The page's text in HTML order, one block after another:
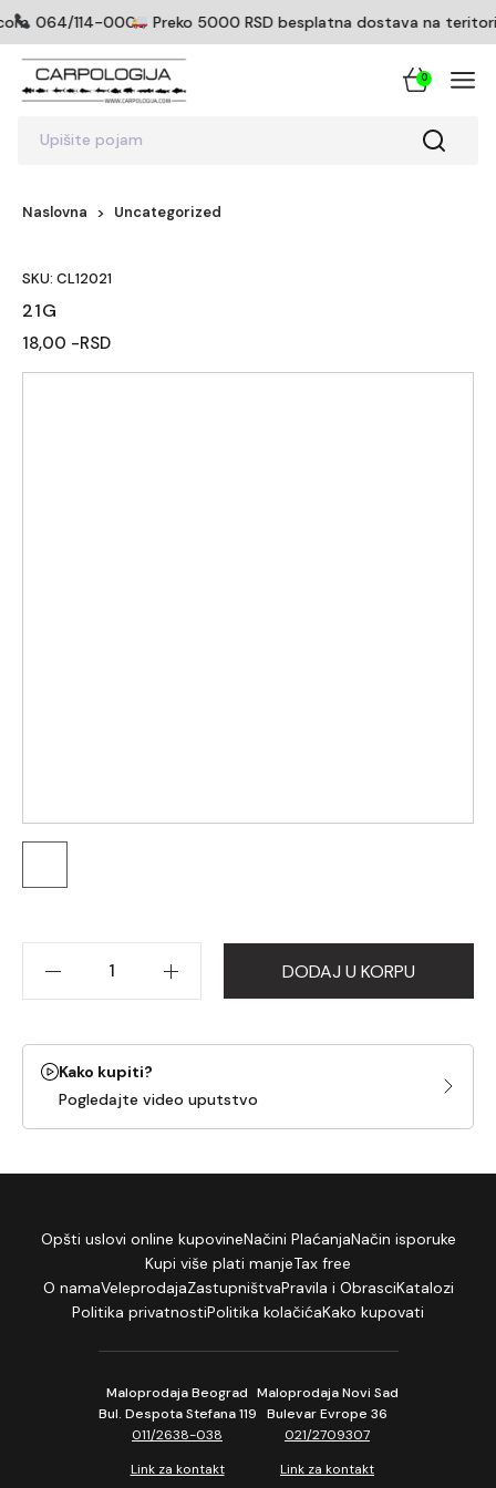
064/114-0005Preko 5000 RSD besplatna dostava na
Upišite pojam
0
Naslovna Uncategorized
SKU: CL12021
21G
18,00 -RSD
DODAJ U KORPU
Kako kupiti?
Pogledajte video uputstvo
Opšti uslovi online kupovineNačini PlaćanjaNačin isporuke
Kupi više plati manjeTax free
O namaVeleprodajaZastupništvaPravila i ObrasciKatalozi
Politika privatnostiPolitika kolačićaKako kupovati
Maloprodaja Beograd
Bul. Despota Stefana 119
011/2638-038
Link za kontakt
Maloprodaja Novi Sad
Bulevar Evrope 36
021/2709307
Link za kontakt